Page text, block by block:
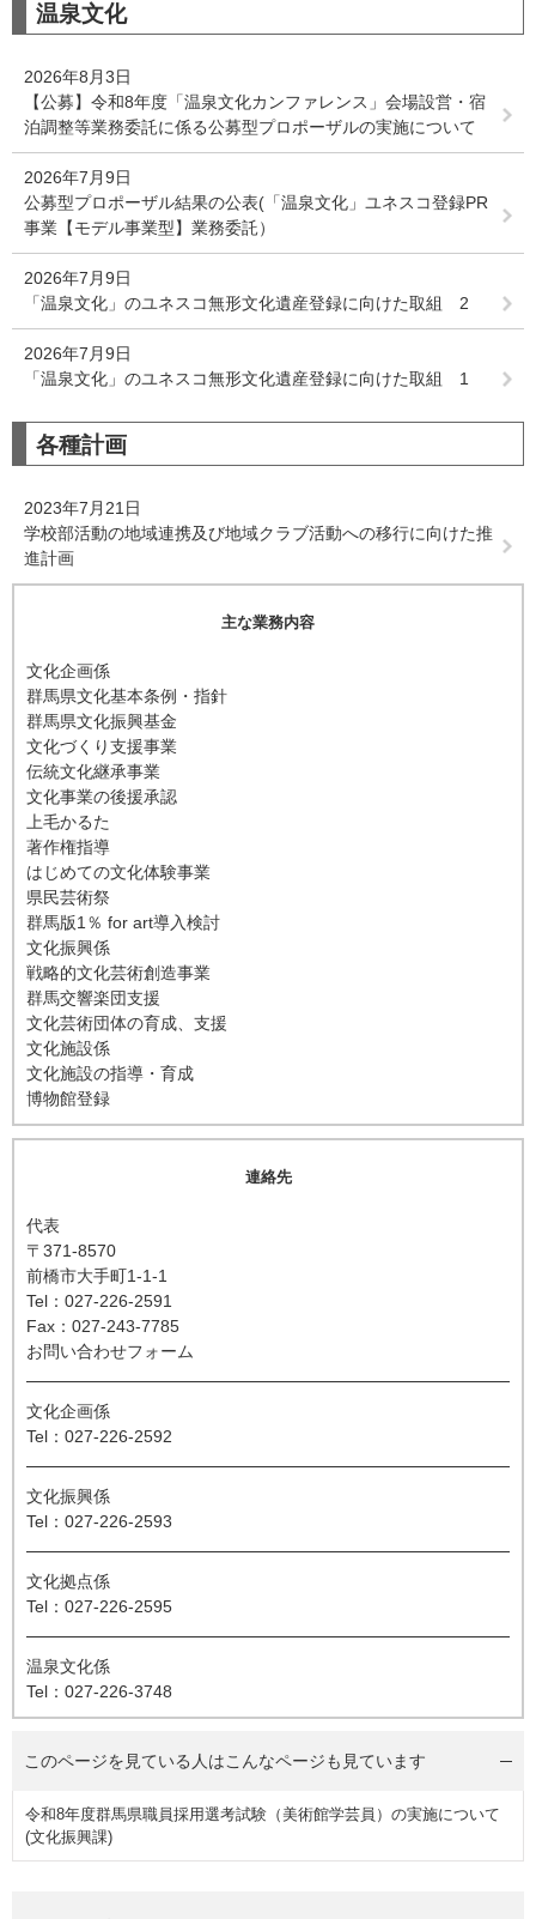
温泉文化
2026年8月3日
【公募】令和8年度「温泉文化カンファレンス」会場設営・宿
泊調整等業務委託に係る公募型プロポーザルの実施について
2026年7月9日
公募型プロポーザル結果の公表(「温泉文化」ユネスコ登録PR
事業【モデル事業型】業務委託）
2026年7月9日
「温泉文化」のユネスコ無形文化遺産登録に向けた取組 2
2026年7月9日
「温泉文化」のユネスコ無形文化遺産登録に向けた取組 1
各種計画
2023年7月21日
学校部活動の地域連携及び地域クラブ活動への移行に向けた推
進計画
主な業務内容
文化企画係
群馬県文化基本条例・指針
群馬県文化振興基金
文化づくり支援事業
伝統文化継承事業
文化事業の後援承認
上毛かるた
著作権指導
はじめての文化体験事業
県民芸術祭
群馬版1％ for art導入検討
文化振興係
戦略的文化芸術創造事業
群馬交響楽団支援
文化芸術団体の育成、支援
文化施設係
文化施設の指導・育成
博物館登録
連絡先
代表
〒371-8570
前橋市大手町1-1-1
Tel：027-226-2591
Fax：027-243-7785
お問い合わせフォーム
文化企画係
Tel：027-226-2592
文化振興係
Tel：027-226-2593
文化拠点係
Tel：027-226-2595
温泉文化係
Tel：027-226-3748
このページを見ている人はこんなページも見ています
令和8年度群馬県職員採用選考試験（美術館学芸員）の実施について
(文化振興課)